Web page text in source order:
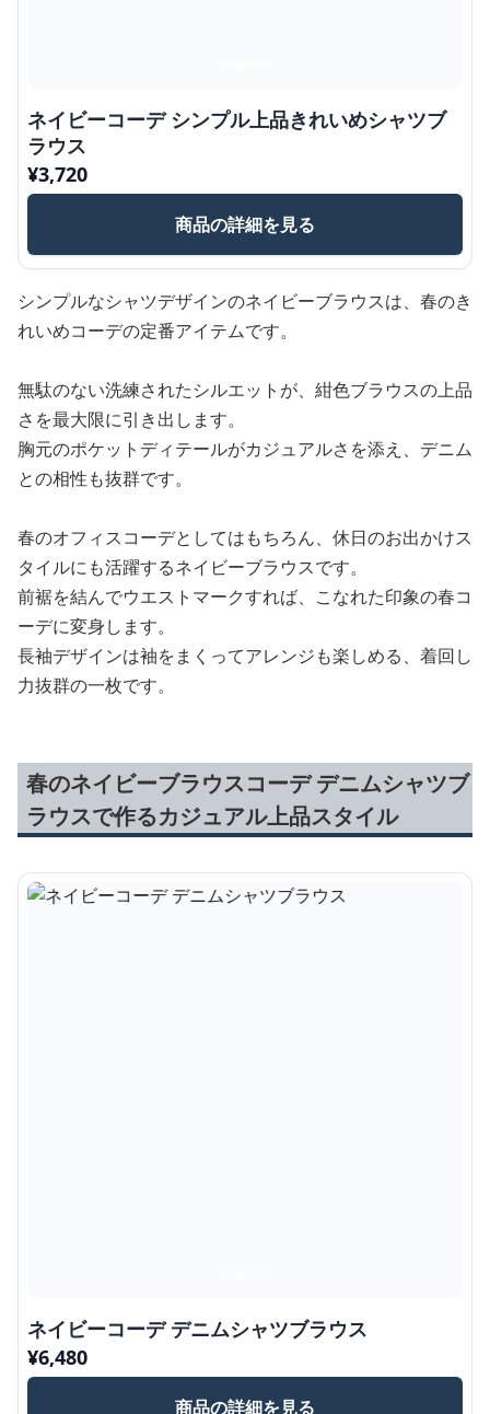
ネイビーコーデ シンプル上品きれいめシャツブ
ラウス
¥3,720
商品の詳細を見る
シンプルなシャツデザインのネイビーブラウスは、春のき
れいめコーデの定番アイテムです。
無駄のない洗練されたシルエットが、紺色ブラウスの上品
さを最大限に引き出します。
胸元のポケットディテールがカジュアルさを添え、デニム
との相性も抜群です。
春のオフィスコーデとしてはもちろん、休日のお出かけス
タイルにも活躍するネイビーブラウスです。
前裾を結んでウエストマークすれば、こなれた印象の春コ
ーデに変身します。
長袖デザインは袖をまくってアレンジも楽しめる、着回し
力抜群の一枚です。
春のネイビーブラウスコーデ デニムシャツブ
ラウスで作るカジュアル上品スタイル
ネイビーコーデ デニムシャツブラウス
¥6,480
商品の詳細を見る